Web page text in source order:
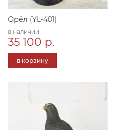
Орёл (YL-401)
в наличии
35 100 р.
в корзину